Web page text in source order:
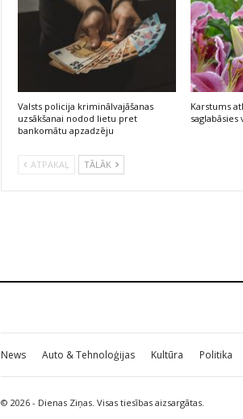
Valsts policija kriminālvajāšanas
uzsākšanai nodod lietu pret
bankomātu apzadzēju
Karstums
saglabāsies
ATPAKAĻ TĀLĀK
News Auto & Tehnoloģijas Kultūra Politika
© 2026 - Dienas Ziņas. Visas tiesības aizsargātas.